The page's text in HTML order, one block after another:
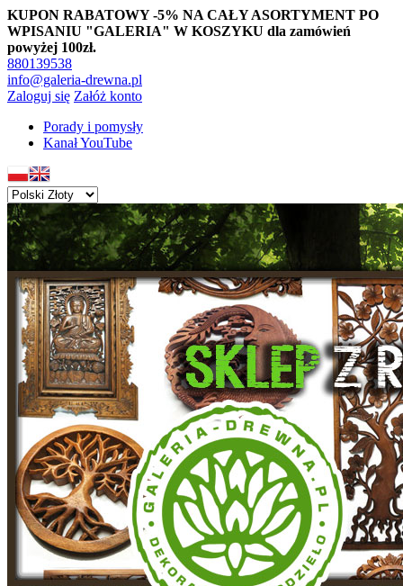
KUPON RABATOWY -5% NA CAŁY ASORTYMENT PO
WPISANIU "GALERIA" W KOSZYKU dla zamówień
powyżej 100zł.
880139538
info@galeria-drewna.pl
Zaloguj się Załóż konto
Porady i pomysły
Kanał YouTube